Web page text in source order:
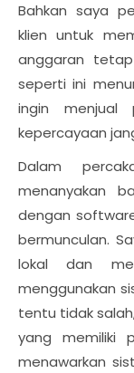
Bahkan saya
klien untuk
anggaran
seperti ini
ingin menjual
kepercayaan
Dalam
menanyakan
dengan
bermunculan.
lokal dan
menggunakan
tentu tidak
yang memiliki
menawarkan